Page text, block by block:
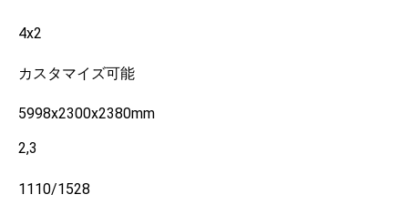
4x2
カスタマイズ可能
5998x2300x2380mm
2,3
1110/1528